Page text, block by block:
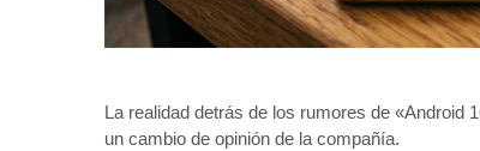
La realidad detrás de los rumores de «Android
un cambio de opinión de la compañía.